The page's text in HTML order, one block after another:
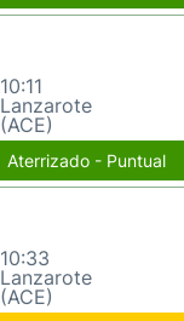
10:11
Lanzarote
(ACE)
Aterrizado - Puntual
10:33
Lanzarote
(ACE)